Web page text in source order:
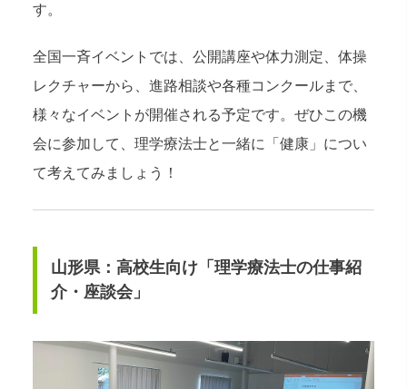
す。
全国一斉イベントでは、公開講座や体力測定、体操
レクチャーから、進路相談や各種コンクールまで、
様々なイベントが開催される予定です。ぜひこの機
会に参加して、理学療法士と一緒に「健康」につい
て考えてみましょう！
山形県：高校生向け「理学療法士の仕事紹
介・座談会」